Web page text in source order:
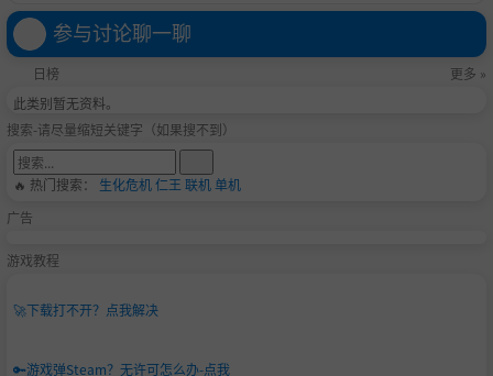
参与讨论聊一聊
日榜
更多 »
此类别暂无资料。
搜索-请尽量缩短关键字（如果搜不到）
🔥 热门搜索： 生化危机仁王联机单机
广告
游戏教程
🚀下载打不开？点我解决
🔑游戏弹Steam？无许可怎么办-点我